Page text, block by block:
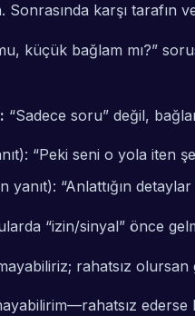
Sonrasında karşı tarafın
küçük bağlam mı?”
“Sadece soru” değil,
“Peki seni o yola iten
“Anlattığın
“izin/sinyal” önce
rahatsız